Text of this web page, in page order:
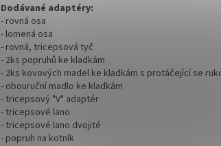
Dodávané adaptéry:
- rovná osa
- lomená osa
- rovná, tricepsová tyč
- 2ks popruhů ke kladkám
- 2ks kovových madel ke kladkám s protáčející se
- obouruční madlo ke kladkám
- tricepsový "V" adaptér
- tricepsové lano
- tricepsové lano dvojité
- popruh na kotník